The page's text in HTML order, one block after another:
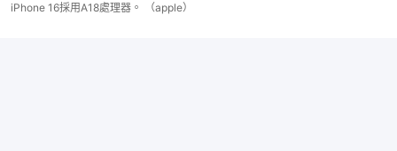
iPhone 16採用A18處理器。 （apple）